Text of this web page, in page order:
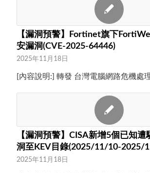
【漏洞預警】Fortinet旗下
安漏洞(CVE-2025-64446)
2025年11月18日
[內容說明:] 轉發 台灣電腦網路危機處
【漏洞預警】CISA新增5個已知遭
洞至KEV目錄(2025/11/10-2025/
2025年11月18日